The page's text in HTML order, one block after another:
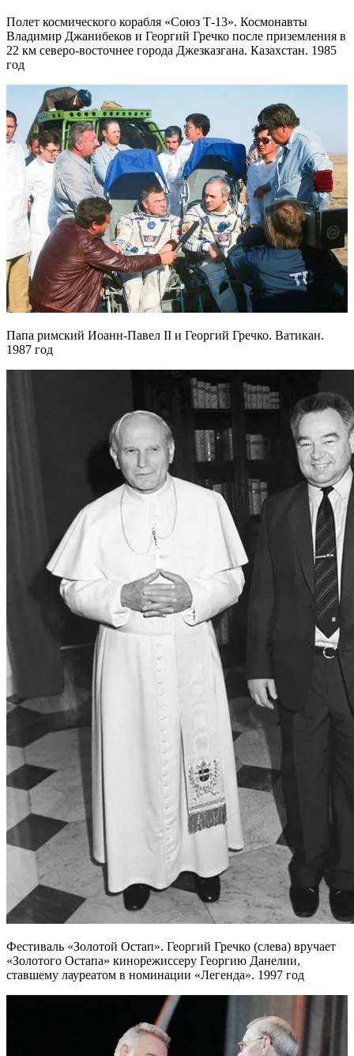
Полет космического корабля «Союз Т-13». Космонавты
Владимир Джанибеков и Георгий Гречко после приземления в
22 км северо-восточнее города Джезказгана. Казахстан. 1985
год
Папа римский Иоанн-Павел II и Георгий Гречко. Ватикан.
1987 год
Фестиваль «Золотой Остап». Георгий Гречко (слева) вручает
«Золотого Остапа» кинорежиссеру Георгию Данелии,
ставшему лауреатом в номинации «Легенда». 1997 год